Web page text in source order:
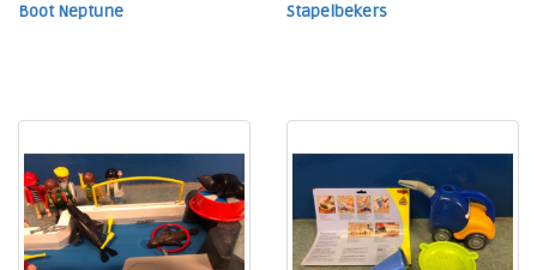
Boot Neptune Stapelbekers